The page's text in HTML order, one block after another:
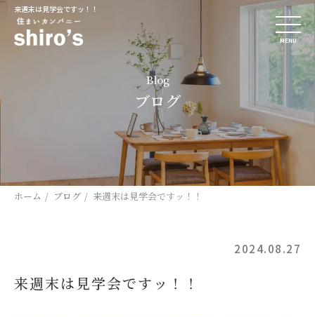
来週末は見学会ですッ！！
MENU
Blog
ブログ
ホーム ブログ 来週末は見学会ですッ！！
2024.08.27
来週末は見学会ですッ！！